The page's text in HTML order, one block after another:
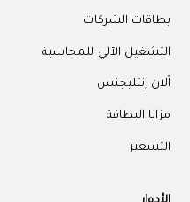
بطاقات الشركات
التشغيل الآلي للمحاسبة
آلان إنتليجنس
مزايا البطاقة
التسعير